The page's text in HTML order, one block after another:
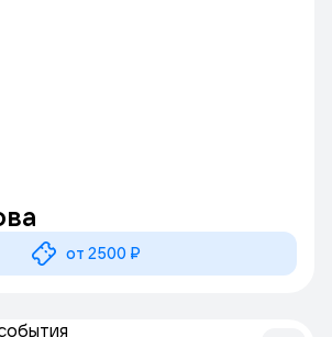
от 2500 ₽